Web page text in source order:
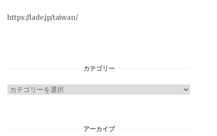
https://lade.jp/taiwan/
カテゴリー
カ
アーカイブ